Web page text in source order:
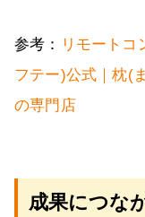
参考：
リモートコ
フテー)公式｜枕(
の専門店
成果につな